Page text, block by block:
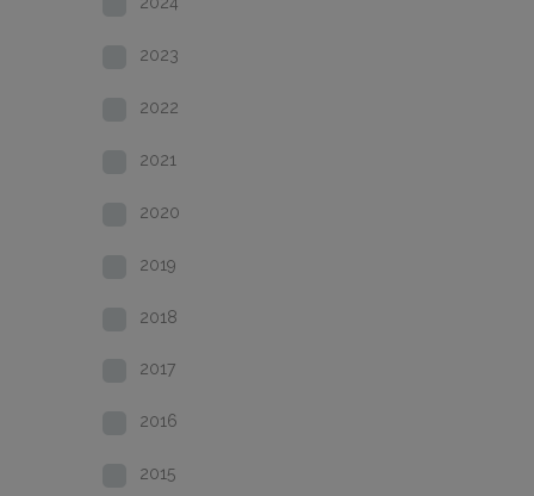
2023
2022
2021
2020
2019
2018
2017
2016
2015